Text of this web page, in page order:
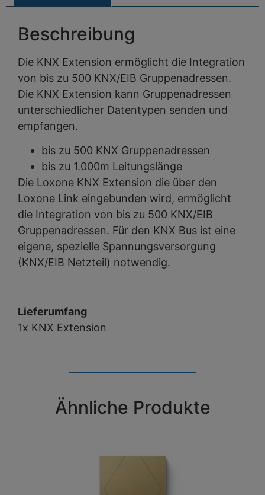
Beschreibung
Die KNX Extension ermöglicht die Integration
von bis zu 500 KNX/EIB Gruppenadressen.
Die KNX Extension kann Gruppenadressen
unterschiedlicher Datentypen senden und
empfangen.
bis zu 500 KNX Gruppenadressen
bis zu 1.000m Leitungslänge
Die Loxone KNX Extension die über den
Loxone Link eingebunden wird, ermöglicht
die Integration von bis zu 500 KNX/EIB
Gruppenadressen. Für den KNX Bus ist eine
eigene, spezielle Spannungsversorgung
(KNX/EIB Netzteil) notwendig.
Lieferumfang
1x KNX Extension
Ähnliche Produkte